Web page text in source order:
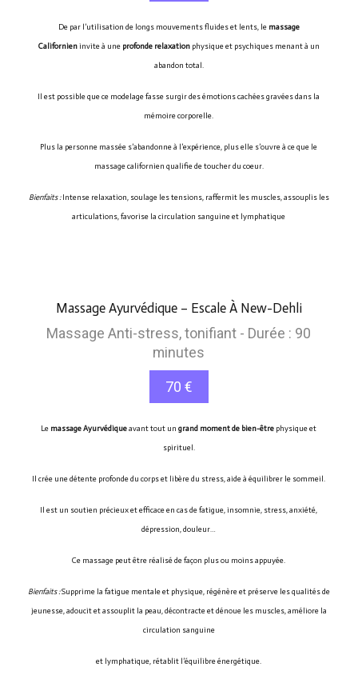
De par l’utilisation de longs mouvements fluides et lents, le massage
Californieninvite à une profonde relaxationphysique et psychiques menant à un
abandon total.
Il est possible que ce modelage fasse surgir des émotions cachées gravées dans la
mémoire corporelle.
Plus la personne massée s’abandonne à l’expérience, plus elle s’ouvre à ce que le
massage californien qualifie de toucher du coeur.
Bienfaits :Intense relaxation, soulage les tensions, raffermit les muscles, assouplis les
articulations, favorise la circulation sanguine et lymphatique
Massage Ayurvédique – Escale À New-Dehli
Massage Anti-stress, tonifiant - Durée : 90
minutes
70 €
Le massage Ayurvédiqueavant tout un grand moment de bien-être physique et
spirituel.
Il crée une détente profonde du corps et libère du stress, aide à équilibrer le sommeil.
Il est un soutien précieux et efficace en cas de fatigue, insomnie, stress, anxiété,
dépression, douleur…
Ce massage peut être réalisé de façon plus ou moins appuyée.
Bienfaits :Supprime la fatigue mentale et physique, régénère et préserve les qualités de
jeunesse, adoucit et assouplit la peau, décontracte et dénoue les muscles, améliore la
circulation sanguine
et lymphatique, rétablit l’équilibre énergétique.